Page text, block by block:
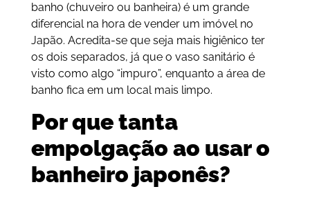
banho (chuveiro ou banheira) é um grande
diferencial na hora de vender um imóvel no
Japão. Acredita-se que seja mais higiênico ter
os dois separados, já que o vaso sanitário é
visto como algo “impuro”, enquanto a área de
banho fica em um local mais limpo.
Por que tanta
empolgação ao usar o
banheiro japonês?